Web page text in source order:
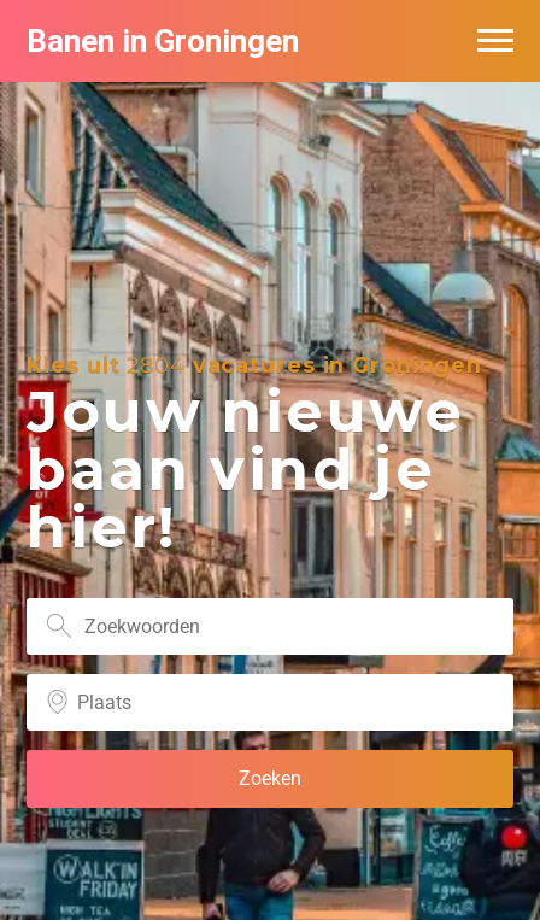
Banen in Groningen
Kies uit2804vacatures in Groningen
Jouw nieuwe
baan vind je
hier!
Vacatures per bedrijf
De populairste vacatures in Groningen
Nieuwsbrief feed